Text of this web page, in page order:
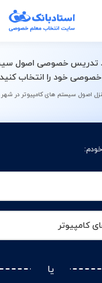
تدریس خصوصی اصول
خود را انتخاب
اصول سیستم های کامپیوتر در شهر
کامپیوتر
یا